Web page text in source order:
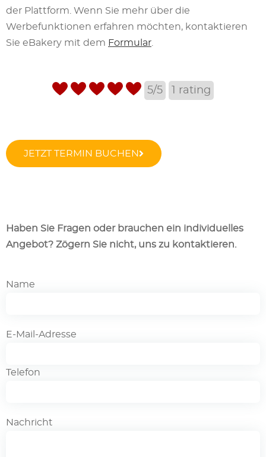
der Plattform. Wenn Sie mehr über die
Werbefunktionen erfahren möchten, kontaktieren
Sie eBakery mit dem Formular
5/5 rating
JETZT TERMIN BUCHEN
Haben Sie Fragen oder brauchen ein individuelles
Angebot? Zögern Sie nicht, uns zu kontaktieren.
Name
E-Mail-Adresse
Telefon
Nachricht